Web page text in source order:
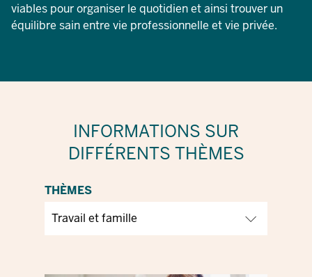
viables pour organiser le quotidien et ainsi trouver un
équilibre sain entre vie professionnelle et vie privée.
INFORMATIONS SUR
DIFFÉRENTS THÈMES
THÈMES